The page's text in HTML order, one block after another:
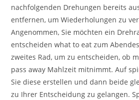
nachfolgenden Drehungen bereits
entfernen, um Wiederholungen zu
Angenommen, Sie möchten ein
entscheiden what to eat zum
zweites Rad, um zu entscheiden, ob
pass away Mahlzeit mitnimmt. Auf
Sie diese erstellen und dann beide
zu Ihrer Entscheidung zu gelangen.